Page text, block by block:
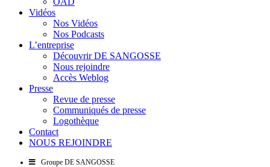
Vidéos
Nos Vidéos
Nos Podcasts
L’entreprise
Découvrir DE SANGOSSE
Nous rejoindre
Accès Weblog
Presse
Revue de presse
Communiqués de presse
Logothèque
Contact
NOUS REJOINDRE
Groupe DE SANGOSSE